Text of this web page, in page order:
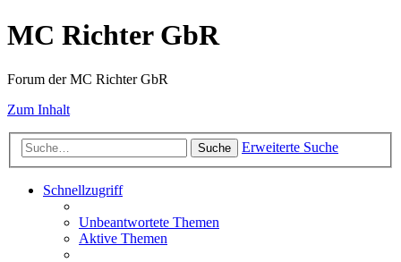
MC Richter GbR
Forum der MC Richter GbR
Zum Inhalt
Suche Erweiterte Suche
Schnellzugriff
Unbeantwortete Themen
Aktive Themen